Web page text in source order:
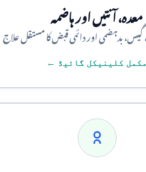
معدہ، آنتیں اور ہاضمہ
گیس، بدہضمی اور دائمی قبض کا مستقل علاج
مکمل کلینیکل گائیڈ ←